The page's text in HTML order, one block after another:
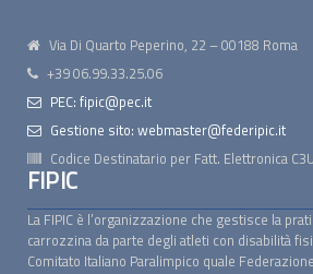
Via Di Quarto Peperino, 22 – 00188 Roma
+39 06.99.33.25.06
PEC: fipic@pec.it
Gestione sito: webmaster@federipic.it
Codice Destinatario per Fatt. Elettronica
FIPIC
La FIPIC è l’organizzazione che gestisce la
carrozzina da parte degli atleti con disabilità
Comitato Italiano Paralimpico quale